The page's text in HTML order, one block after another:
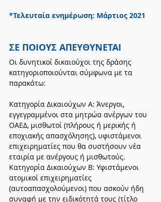
*Τελευταία ενημέρωση: Μάρτιος 2021
ΣΕ ΠΟΙΟΥΣ ΑΠΕΥΘΥΝΕΤΑΙ
Οι δυνητικοί δικαιούχοι της δράσης
κατηγοριοποιούνται σύμφωνα με τα
παρακάτω:
Κατηγορία Δικαιούχων Α: Άνεργοι,
εγγεγραμμένοι στα μητρώα ανέργων του
ΟΑΕΔ, μισθωτοί (πλήρους ή μερικής ή
εποχιακής απασχόλησης), υφιστάμενοι
επιχειρηματίες που θα συστήσουν νέα
εταιρία με ανέργους ή μισθωτούς.
Κατηγορία Δικαιούχων Β: Υφιστάμενοι
ατομικοί επιχειρηματίες
(αυτοαπασχολούμενοι) που ασκούν ήδη
συναφή με την ειδικότητά τους (τίτλο